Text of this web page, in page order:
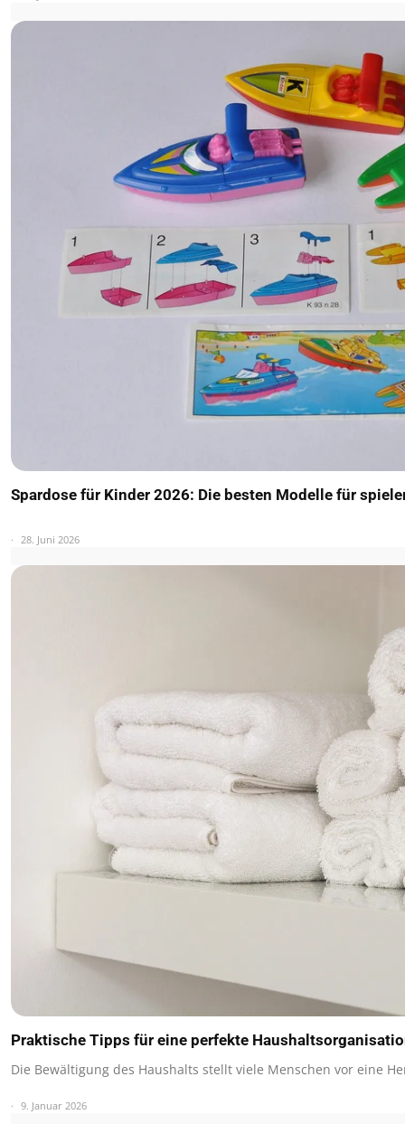
Spardose für Kinder 2026: Die besten Modelle für
28. Juni 2026
Praktische Tipps für eine perfekte
Die Bewältigung des Haushalts stellt viele Menschen vor eine
9. Januar 2026